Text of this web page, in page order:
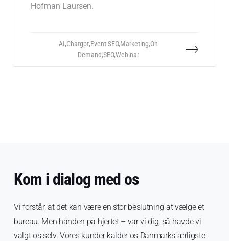
Hofman Laursen.
AI,Chatgpt,Event SEO,Marketing,On
Demand,SEO,Webinar
Kom i dialog med os
Vi forstår, at det kan være en stor beslutning at vælge et
bureau. Men hånden på hjertet – var vi dig, så havde vi
valgt os selv. Vores kunder kalder os Danmarks ærligste